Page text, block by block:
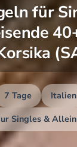
für
7 Tage Italien
Singles &